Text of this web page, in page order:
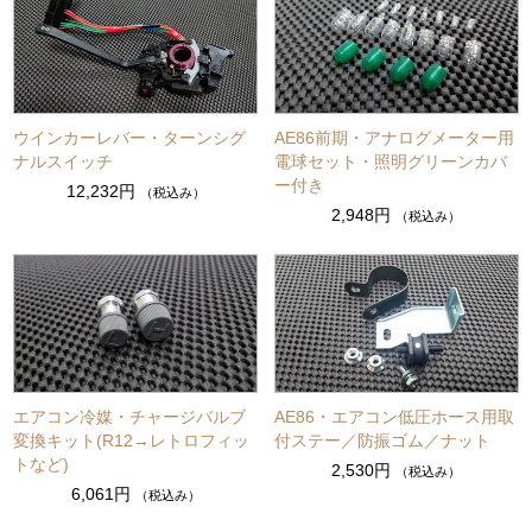
ウインカーレバー・ターンシグ
ナルスイッチ
12,232円
（税込み）
AE86前期・アナログメーター用
電球セット・照明グリーンカバ
ー付き
2,948円
（税込み）
エアコン冷媒・チャージバルブ
変換キット(R12→レトロフィッ
トなど)
6,061円
（税込み）
AE86・エアコン低圧ホース用取
付ステー／防振ゴム／ナット
2,530円
（税込み）